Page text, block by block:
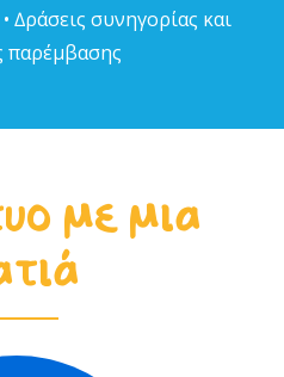
∆ράσεις συνηγορίας και
παρέµβασης
με μια